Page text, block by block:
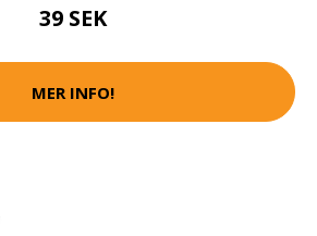
39 SEK
MER INFO!